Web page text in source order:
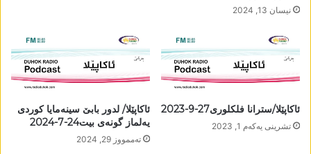
نیسان 13, 2024
ئاکاپێلا/سترانا فلکلوری27-9-2023
تشرینی یه‌كه‌م 1, 2023
ئاکاپێلا/ لدور بابێ سینەمایا کوردی
یەلماز گونەی بیت24-7-2024
تەممووز 29, 2024